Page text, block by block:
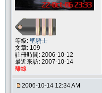
等級: 聖騎士
文章: 109
註冊時間: 2006-10-12
最近來訪: 2007-10-14
離線
2006-10-14 12:34 AM